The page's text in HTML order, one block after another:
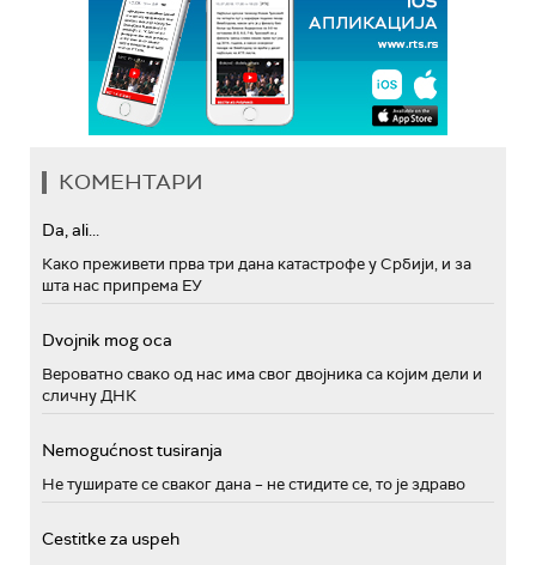
КОМЕНТАРИ
Da, ali...
Како преживети прва три дана катастрофе у Србији, и за
шта нас припрема ЕУ
Dvojnik mog oca
Вероватно свако од нас има свог двојника са којим дели и
сличну ДНК
Nemogućnost tusiranja
Не туширате се сваког дана – не стидите се, то је здраво
Cestitke za uspeh